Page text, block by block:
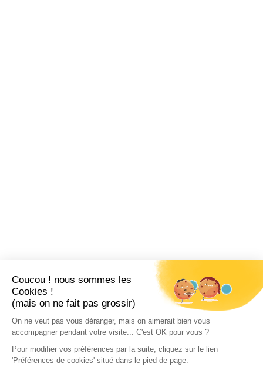
Coucou ! nous sommes les
Cookies !
(mais on ne fait pas grossir)
On ne veut pas vous déranger, mais on aimerait bien vous
accompagner pendant votre visite... C'est OK pour vous ?
Pour modifier vos préférences par la suite, cliquez sur le lien
'Préférences de cookies' situé dans le pied de page.